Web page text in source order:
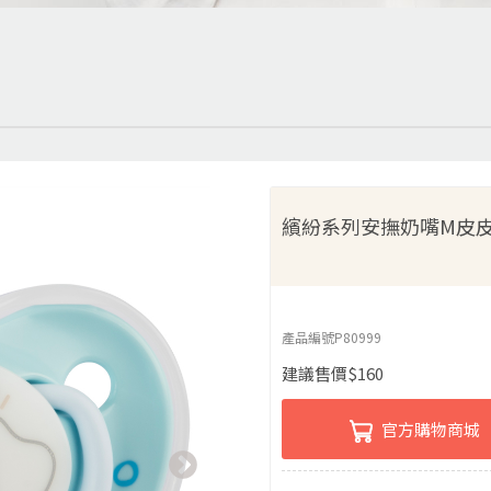
繽紛系列安撫奶嘴M皮
產品編號P80999
建議售價$160
官方購物商城